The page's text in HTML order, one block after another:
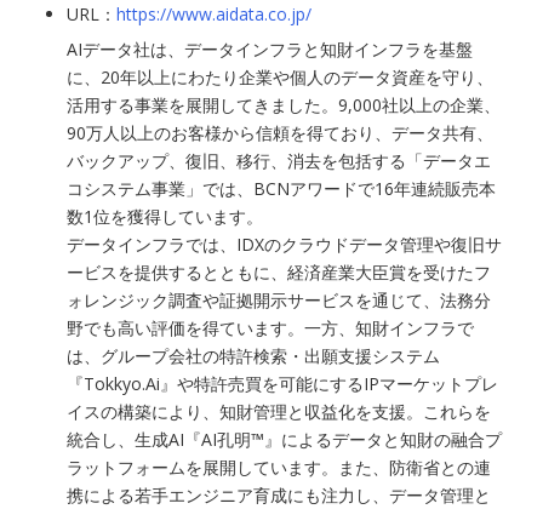
URL： https://www.aidata.co.jp/
AIデータ社は、データインフラと知財インフラを基盤
に、20年以上にわたり企業や個人のデータ資産を守り、
活用する事業を展開してきました。9,000社以上の企業、
90万人以上のお客様から信頼を得ており、データ共有、
バックアップ、復旧、移行、消去を包括する「データエ
コシステム事業」では、BCNアワードで16年連続販売本
数1位を獲得しています。
データインフラでは、IDXのクラウドデータ管理や復旧サ
ービスを提供するとともに、経済産業大臣賞を受けたフ
ォレンジック調査や証拠開示サービスを通じて、法務分
野でも高い評価を得ています。一方、知財インフラで
は、グループ会社の特許検索・出願支援システム
『Tokkyo.Ai』や特許売買を可能にするIPマーケットプレ
イスの構築により、知財管理と収益化を支援。これらを
統合し、生成AI『AI孔明™』によるデータと知財の融合プ
ラットフォームを展開しています。また、防衛省との連
携による若手エンジニア育成にも注力し、データ管理と